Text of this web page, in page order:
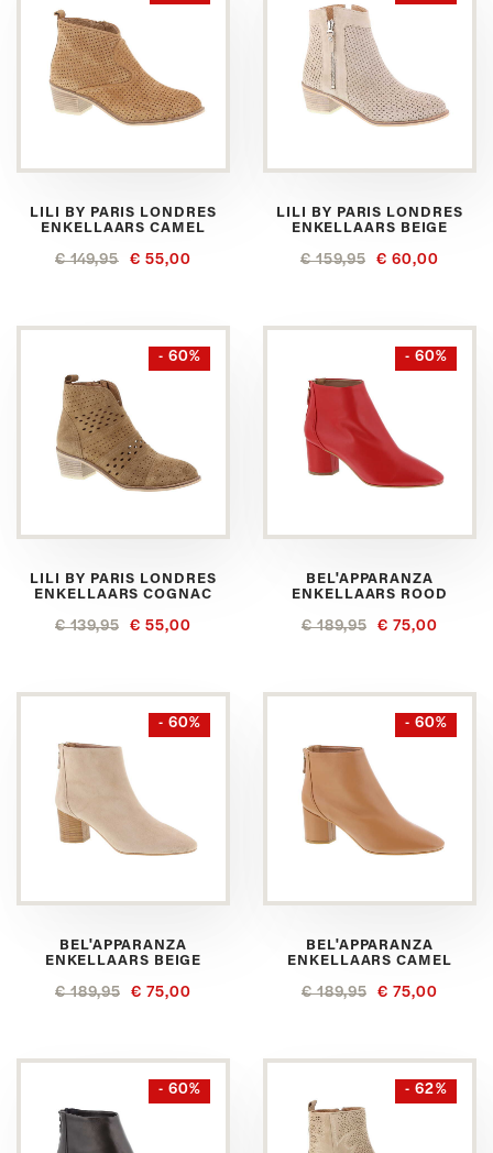
LILI BY PARIS LONDRES
ENKELLAARS CAMEL
€ 149,95 € 55,00
LILI BY PARIS LONDRES
ENKELLAARS BEIGE
€ 159,95 € 60,00
- 60%
LILI BY PARIS LONDRES
ENKELLAARS COGNAC
€ 139,95 € 55,00
- 60%
BEL'APPARANZA
ENKELLAARS ROOD
€ 189,95 € 75,00
- 60%
BEL'APPARANZA
ENKELLAARS BEIGE
€ 189,95 € 75,00
- 60%
BEL'APPARANZA
ENKELLAARS CAMEL
€ 189,95 € 75,00
- 60% - 62%